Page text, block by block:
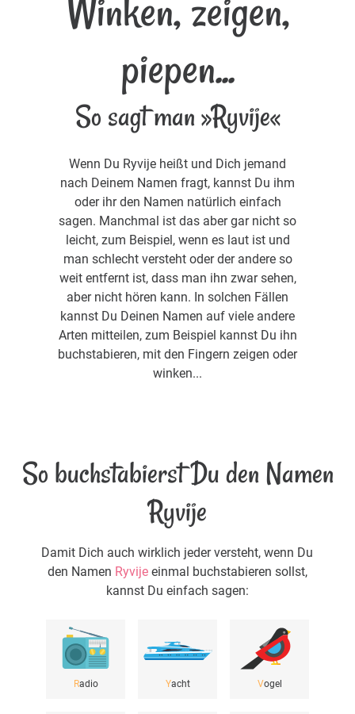
piepen...
So sagt man »Ryvije«
Wenn Du Ryvije heißt und Dich jemand
nach Deinem Namen fragt, kannst Du ihm
oder ihr den Namen natürlich einfach
sagen. Manchmal ist das aber gar nicht so
leicht, zum Beispiel, wenn es laut ist und
man schlecht versteht oder der andere so
weit entfernt ist, dass man ihn zwar sehen,
aber nicht hören kann. In solchen Fällen
kannst Du Deinen Namen auf viele andere
Arten mitteilen, zum Beispiel kannst Du ihn
buchstabieren, mit den Fingern zeigen oder
winken...
So buchstabierst Du den Namen
Ryvije
Damit Dich auch wirklich jeder versteht, wenn Du
den Namen Ryvijeeinmal buchstabieren sollst,
kannst Du einfach sagen:
Radio Yacht Vogel